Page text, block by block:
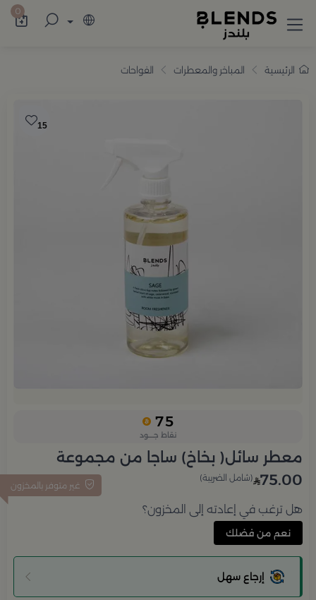
تسوّق من بلندز تشكيلة تضم ترامس القهوة 0
الرئيسية المباخر والمعطرات الفواحات
15
75
نقاط جــــود
معطر سائل( بخاخ) ساجا من مجموعة
غير متوفر بالمخزون 75.00 (شامل الضريبة)
هل ترغب في إعادته إلى المخزون؟
نعم من فضلك
إرجاع سهل